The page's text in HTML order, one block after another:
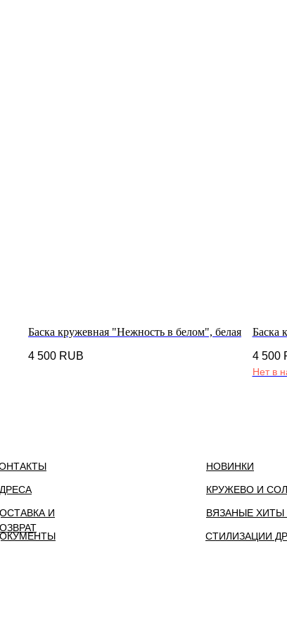
Баска кружевная "Нежность в белом", белая
4 500 RUB
Баска
4 500
Нет в
И
СТИЛИЗАЦИИ
ВЯЗАНЫЕ ХИТЫ
КРУЖЕВО И
НОВИНКИ